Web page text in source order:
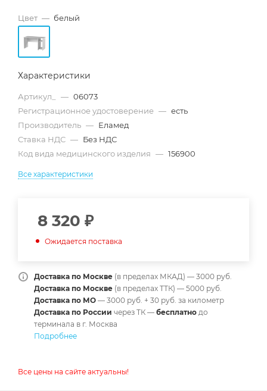
Цвет — белый
Характеристики
Артикул_ — 06073
Регистрационное удостоверение — есть
Производитель — Еламед
Ставка НДС — Без НДС
Код вида медицинского изделия — 156900
Все характеристики
8 320 ₽
Ожидается поставка
Доставка по Москве (в пределах МКАД) — 3000 руб.
Доставка по Москве (в пределах ТТК) — 5000 руб.
Доставка по МО — 3000 руб. + 30 руб. за километр
Доставка по России через ТК — бесплатно до
терминала в г. Москва
Подробнее
Все цены на сайте актуальны!